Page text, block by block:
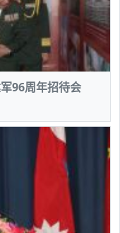
96周年招待会